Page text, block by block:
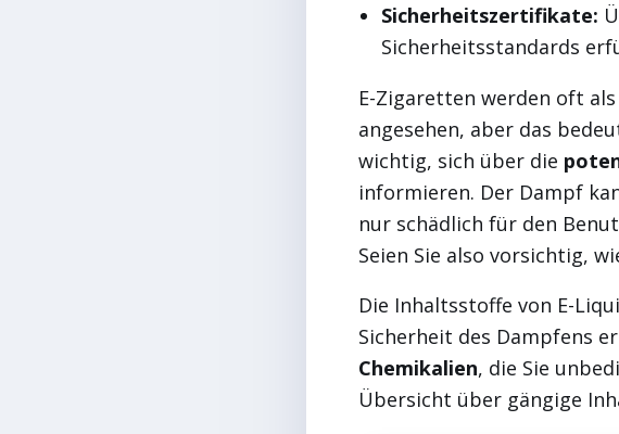
Sicherheitszertifikate:
Sicherheitsstandards
E-Zigaretten werden oft
angesehen, aber das
wichtig, sich über die
informieren. Der Dampf
nur schädlich für den
Seien Sie also vorsichtig,
Die Inhaltsstoffe von E-
Sicherheit des Dampfens
Chemikalien, die Sie
Übersicht über gängige